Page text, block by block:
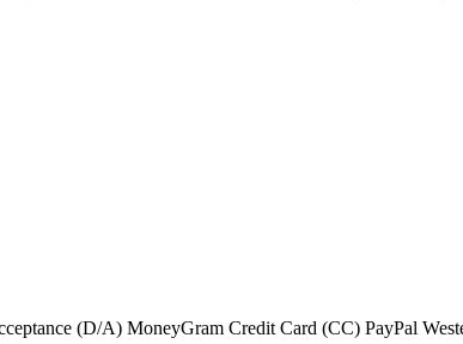
(D/A) MoneyGram Credit Card (CC) PayPal